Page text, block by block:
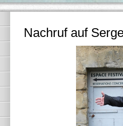
Nachruf auf